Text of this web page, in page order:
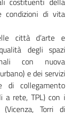
condizioni di vita
città d’arte e
degli spazi
con nuova
e dei servizi
di collegamento
a rete, TPL) con i
Torri di